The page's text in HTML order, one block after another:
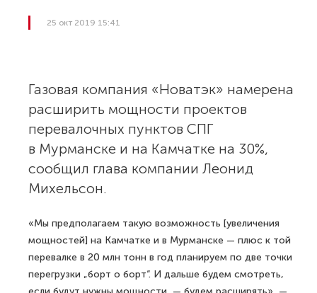
25 окт 2019 15:41
Газовая компания «Новатэк» намерена
расширить мощности проектов
перевалочных пунктов СПГ
в Мурманске и на Камчатке на 30%,
сообщил глава компании Леонид
Михельсон.
«Мы предполагаем такую возможность [увеличения
мощностей] на Камчатке и в Мурманске — плюс к той
перевалке в 20 млн тонн в год планируем по две точки
перегрузки „борт о борт“. И дальше будем смотреть,